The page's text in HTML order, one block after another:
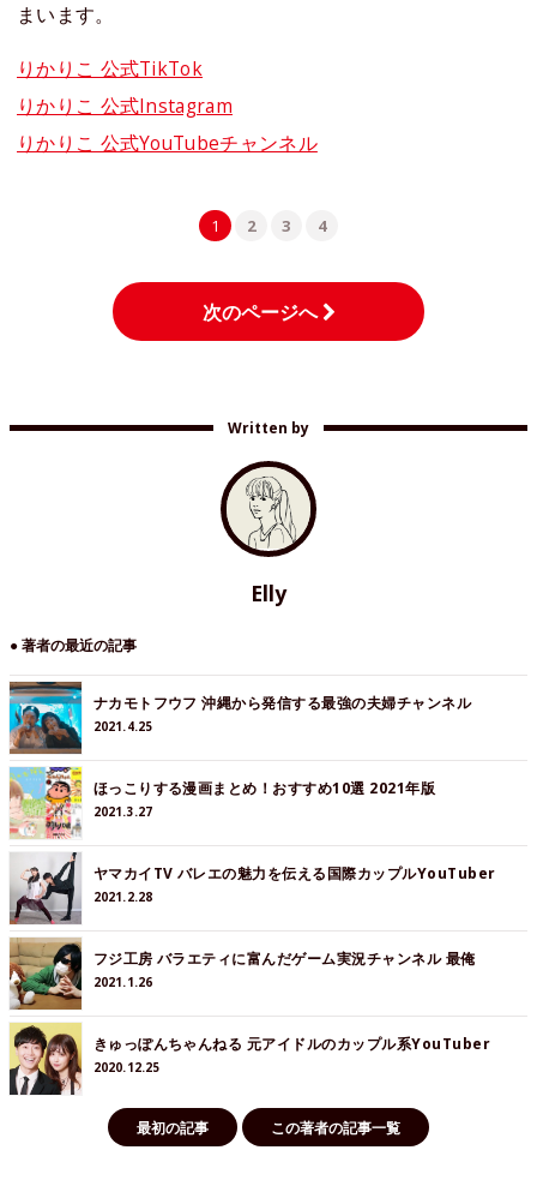
まいます。
りかりこ 公式TikTok
りかりこ 公式Instagram
りかりこ 公式YouTubeチャンネル
1 2 3 4
次のページへ
Written by
Elly
● 著者の最近の記事
ナカモトフウフ 沖縄から発信する最強の夫婦チャンネル
2021.4.25
ほっこりする漫画まとめ！おすすめ10選 2021年版
2021.3.27
ヤマカイTV バレエの魅力を伝える国際カップルYouTuber
2021.2.28
フジ工房 バラエティに富んだゲーム実況チャンネル 最俺
2021.1.26
きゅっぽんちゃんねる 元アイドルのカップル系YouTuber
2020.12.25
最初の記事 この著者の記事一覧